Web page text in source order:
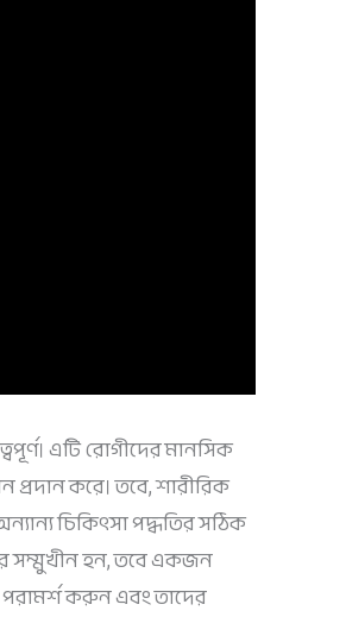
এটি রোগীদের মানসিক
করে। তবে, শারীরিক
চিকিৎসা পদ্ধতির সঠিক
সম্মুখীন হন, তবে একজন
পরামর্শ করুন এবং তাদের